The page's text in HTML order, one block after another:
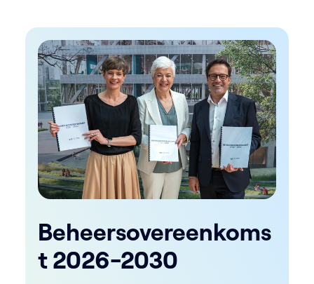
Beheersovereenkoms
t 2026-2030